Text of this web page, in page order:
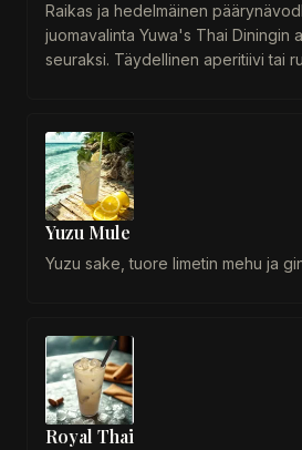
Raikas ja hedelmäinen
juomavalinta Yuwa's Thai Diningin
seuraksi. Täydellinen aperitiivi tai
Yuzu Mule
Yuzu sake, tuore limetin mehu ja
Royal Thai